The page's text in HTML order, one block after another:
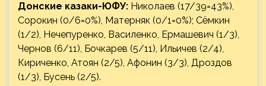
Донские казаки-ЮФУ: Николаев (17/39=43%),
Сорокин (0/6=0%), Матерняк (0/1=0%); Сёмкин
(1/2), Нечепуренко, Василенко, Ермашевич (1/3),
Чернов (6/11), Бочкарев (5/11), Ильичев (2/4),
Кириченко, Атоян (2/5), Афонин (3/3), Дроздов
(1/3), Бусень (2/5).